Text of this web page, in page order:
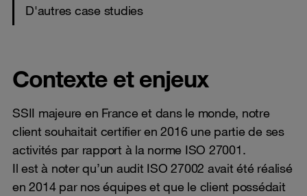
D'autres case studies
Contexte et enjeux
SSII majeure en France et dans le monde, notre
client souhaitait certifier en 2016 une partie de ses
activités par rapport à la norme ISO 27001.
Il est à noter qu’un audit ISO 27002 avait été réalisé
en 2014 par nos équipes et que le client possédait